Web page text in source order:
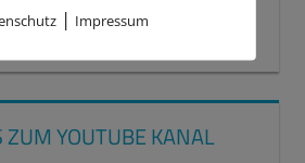
ZUM YOUTUBE KANAL
| Impressum